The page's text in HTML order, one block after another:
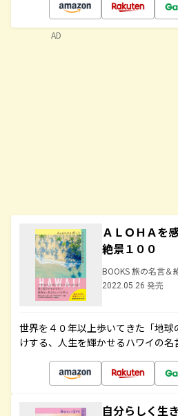
ＡＬＯＨＡを
絶景１００
BOOKS 旅の名言＆
2022.05.26 発売
世界を４０年以上歩いてきた「地
けする、人生を輝かせるハワイの
自分らしく生
AD